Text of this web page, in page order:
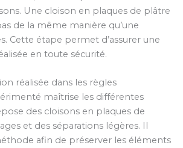
Une cloison en plaques de plâtre
de la même manière qu’une
Cette étape permet d’assurer une
en toute sécurité.
réalisée dans les règles
maîtrise les différentes
des cloisons en plaques de
et des séparations légères. Il
afin de préserver les éléments